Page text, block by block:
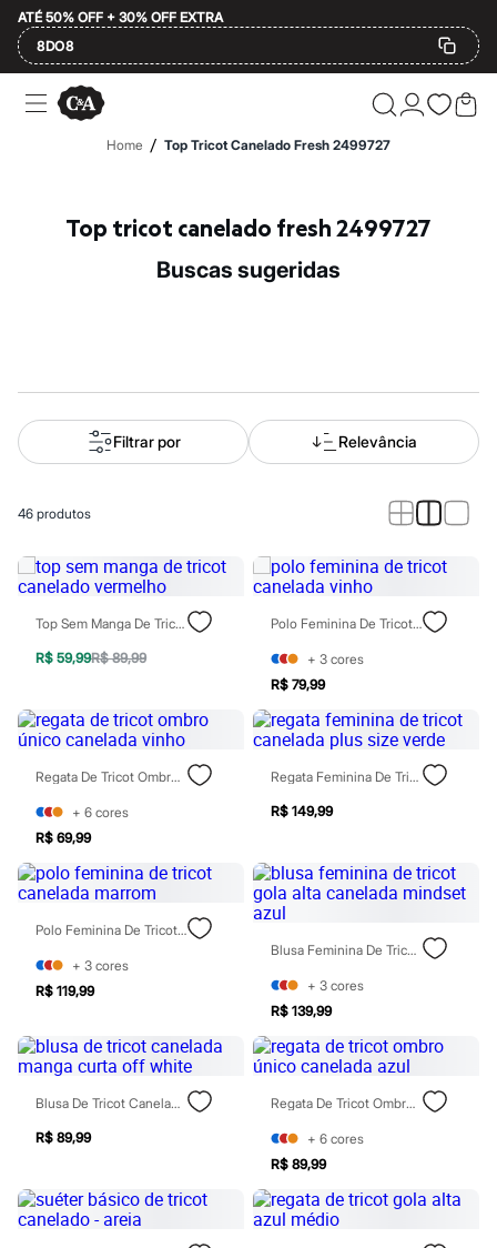
ATÉ 50% OFF + 30% OFF EXTRA
8DO8
Ofertas
Compre por Departamento
Mindse7
Plus Size
Alfaiataria
Novidades
Roupas
Blusas e Camisetas
Casacos e Jaquetas
Macacões
Saias
Shorts e Bermudas
Vestidos
Bolsas
Cintos
Óculos
Calçados
Botas
Chinelos
Rasteirinhas
Sandálias
Sapatilhas
Tênis
Marcas
City
Clock House
Mindset
Sawary
Moda esportiva
Acessórios
Blusas
Calçados
Shorts e Bermudas
Calcinhas
Cintas e Modeladores
Home / Top Tricot Canelado Fresh 2499727
Top tricot canelado fresh 2499727
buscas sugeridas
Filtrar por Relevância
46 produtos
Top Sem Manga De Tricot Canelado Vermelho
R$ 59,99R$ 89,99
Polo Feminina De Tricot Canelada Vinho
+ 3 cores
R$ 79,99
Regata De Tricot Ombro Único Canelada Vinho
+ 6 cores
R$ 69,99
Regata Feminina De Tricot Canelada Plus Size Verde
R$ 149,99
Polo Feminina De Tricot Canelada Marrom
+ 3 cores
R$ 119,99
Blusa Feminina De Tricot Gola Alta Canelada Mindset Azul
+ 3 cores
R$ 139,99
Blusa De Tricot Canelada Manga Curta Off White
R$ 89,99
Regata De Tricot Ombro Único Canelada Azul
+ 6 cores
R$ 89,99